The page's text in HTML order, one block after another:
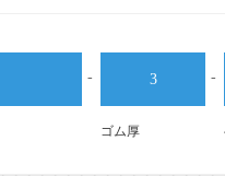
- 3
ゴム厚
-